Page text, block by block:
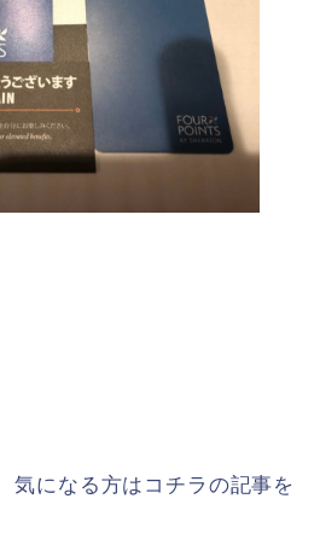
気になる方はコチラの記事を